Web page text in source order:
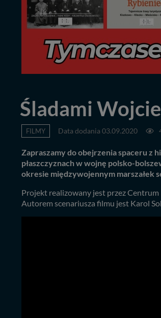
Śladami
FILMY Data dodania 03.09.2020
Zapraszamy do obejrzenia spaceru z
płaszczyznach w wojnę polsko-
okresie międzywojennym marszałek
Projekt realizowany jest przez Centrum
Autorem scenariusza filmu jest Karol